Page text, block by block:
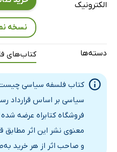
سوم: لیبرالیسم سیاسی و
3. بنیادها
پایان سخن
نمایۀ نویسندگان
الکترونیک
نسخه
دسته‌ها کتاب‌های
کتاب فلسفه سیاسی چیست؟:
سیاسی بر اساس قرارداد
فروشگاه کتابراه عرضه
معنوی نشر این اثر مطابق
و صاحب اثر از هر خرید